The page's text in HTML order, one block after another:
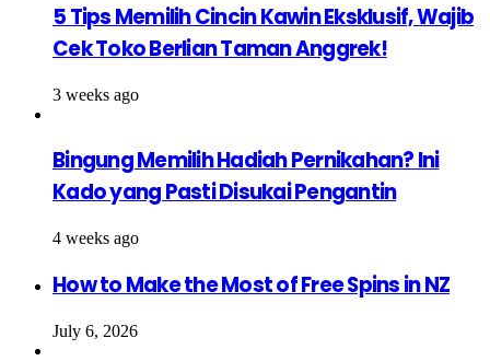
5 Tips Memilih Cincin Kawin Eksklusif, Wajib
Cek Toko Berlian Taman Anggrek!
3 weeks ago
Bingung Memilih Hadiah Pernikahan? Ini
Kado yang Pasti Disukai Pengantin
4 weeks ago
How to Make the Most of Free Spins in NZ
July 6, 2026